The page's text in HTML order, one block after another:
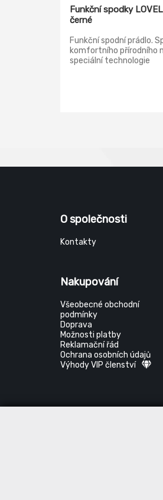
Funkční spodky
černé
Funkční spodní prádlo.
komfortního přírodního
speciální technologie
O společnosti
Kontakty
Nakupování
Všeobecné obchodní
podmínky
Doprava
Možnosti platby
Reklamační řád
Ochrana osobních údajů
Výhody VIP členství